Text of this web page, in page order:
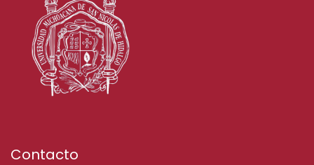
Contacto